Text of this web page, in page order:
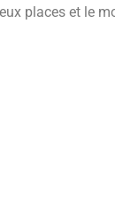
places et le